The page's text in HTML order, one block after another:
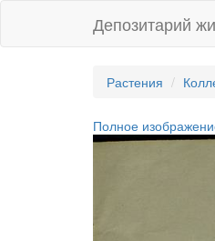
Депозитарий
Растения
Полное